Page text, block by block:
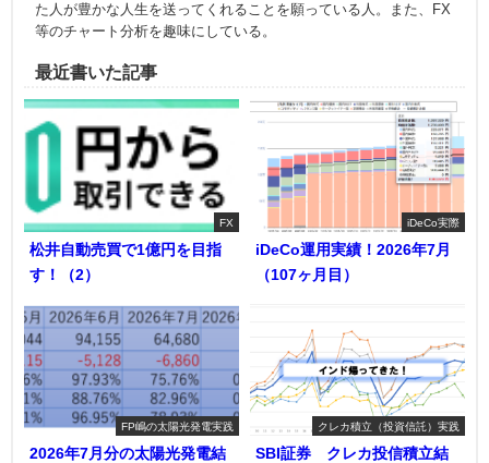
た人が豊かな人生を送ってくれることを願っている人。また、FX
等のチャート分析を趣味にしている。
最近書いた記事
FX
松井自動売買で1億円を目指
す！（2）
iDeCo実際
iDeCo運用実績！2026年7月
（107ヶ月目）
FP嶋の太陽光発電実践
2026年7月分の太陽光発電結
クレカ積立（投資信託）実践
SBI証券 クレカ投信積立結